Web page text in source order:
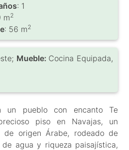
: 1
m2
: 56 m2
Mueble: Cocina Equipada,
un pueblo con encanto Te
piso en Navajas, un
de origen Árabe, rodeado de
agua y riqueza paisajística,